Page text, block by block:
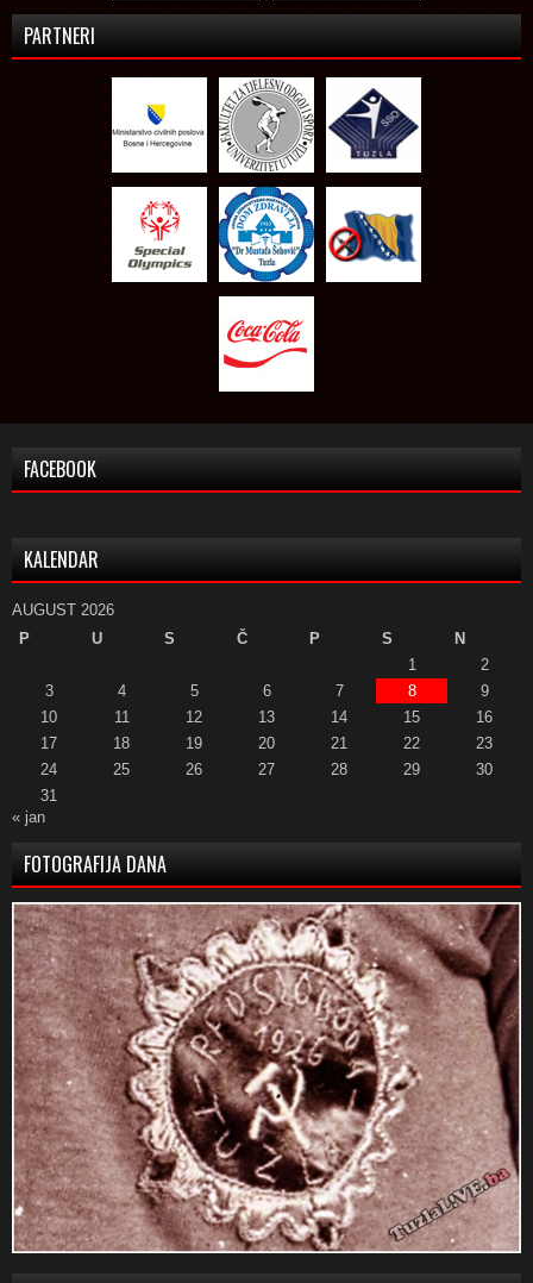
PARTNERI
FACEBOOK
KALENDAR
AUGUST 2026
P
U S Č P S
N
1
2
3
4 5 6 7 8
9
10
11 12 13 14 15
16
17
18 19 20 21 22
23
24
25 26 27 28 29
30
31
« jan
FOTOGRAFIJA DANA